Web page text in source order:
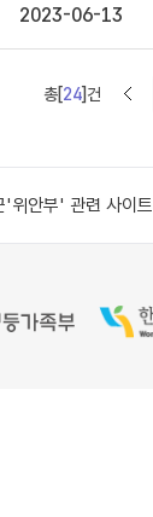
2023-06-13
총[24]건
'위안부' 관련 사이트